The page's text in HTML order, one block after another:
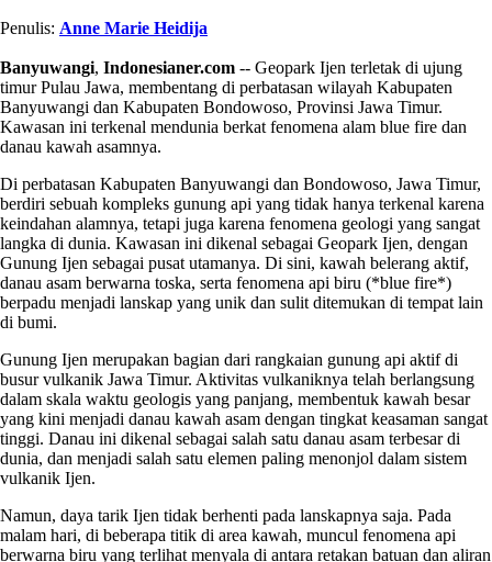
Penulis: Anne Marie Heidija
Banyuwangi, Indonesianer.com -- Geopark Ijen terletak di ujung
timur Pulau Jawa, membentang di perbatasan wilayah Kabupaten
Banyuwangi dan Kabupaten Bondowoso, Provinsi Jawa Timur.
Kawasan ini terkenal mendunia berkat fenomena alam blue fire dan
danau kawah asamnya.
Di perbatasan Kabupaten Banyuwangi dan Bondowoso, Jawa Timur,
berdiri sebuah kompleks gunung api yang tidak hanya terkenal karena
keindahan alamnya, tetapi juga karena fenomena geologi yang sangat
langka di dunia. Kawasan ini dikenal sebagai Geopark Ijen, dengan
Gunung Ijen sebagai pusat utamanya. Di sini, kawah belerang aktif,
danau asam berwarna toska, serta fenomena api biru (*blue fire*)
berpadu menjadi lanskap yang unik dan sulit ditemukan di tempat lain
di bumi.
Gunung Ijen merupakan bagian dari rangkaian gunung api aktif di
busur vulkanik Jawa Timur. Aktivitas vulkaniknya telah berlangsung
dalam skala waktu geologis yang panjang, membentuk kawah besar
yang kini menjadi danau kawah asam dengan tingkat keasaman sangat
tinggi. Danau ini dikenal sebagai salah satu danau asam terbesar di
dunia, dan menjadi salah satu elemen paling menonjol dalam sistem
vulkanik Ijen.
Namun, daya tarik Ijen tidak berhenti pada lanskapnya saja. Pada
malam hari, di beberapa titik di area kawah, muncul fenomena api
berwarna biru yang terlihat menyala di antara retakan batuan dan aliran